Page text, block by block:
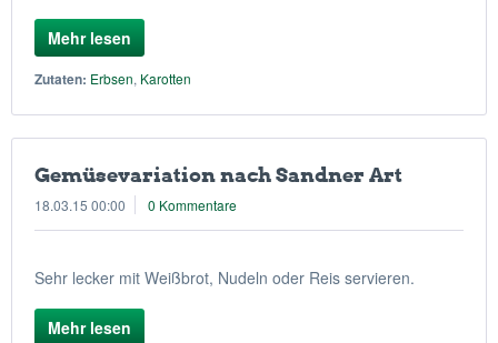
Mehr lesen
Zutaten: Erbsen, Karotten
Gemüsevariation nach Sandner Art
18.03.15 00:00 0 Kommentare
Sehr lecker mit Weißbrot, Nudeln oder Reis servieren.
Mehr lesen